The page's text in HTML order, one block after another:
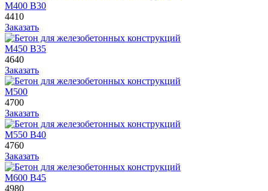
М400 В30
4410
Заказать
М450 В35
4640
Заказать
М500
4700
Заказать
М550 В40
4760
Заказать
М600 В45
4980